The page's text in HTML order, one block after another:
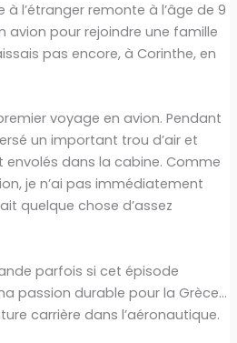
l’étranger remonte à l’âge de 9
avion pour rejoindre une famille
pas encore, à Corinthe, en
voyage en avion. Pendant
un important trou d’air et
envolés dans la cabine. Comme
je n’ai pas immédiatement
quelque chose d’assez
parfois si cet épisode
passion durable pour la Grèce…
carrière dans l’aéronautique.